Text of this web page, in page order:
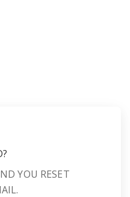
YOU RESET